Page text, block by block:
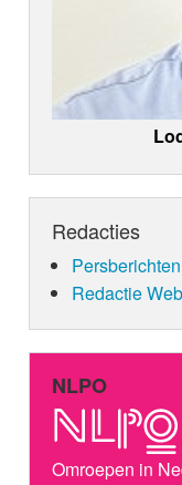
Redacties
Persberichten
Redactie
NLPO
Omroepen in